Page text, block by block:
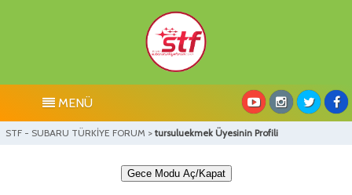
MENÜ
STF - SUBARU TÜRKİYE FORUM > tursuluekmek Üyesinin Profili
Gece Modu Aç/Kapat